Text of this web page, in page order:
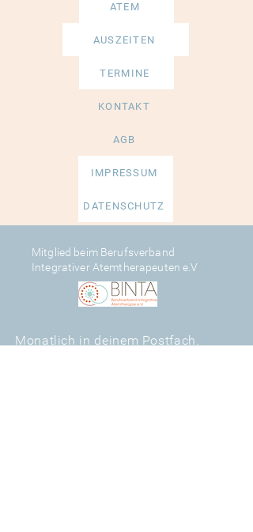
ATEM
AUSZEITEN
TERMINE
KONTAKT
AGB
IMPRESSUM
DATENSCHUTZ
Mitglied beim Berufsverband
Integrativer Atemtherapeuten e.V
Monatlich in deinem Postfach.